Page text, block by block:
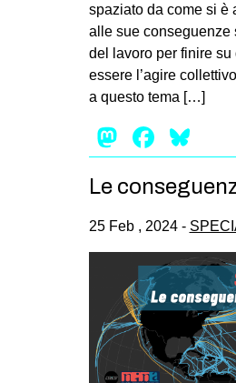
spaziato da come si è
alle sue conseguenze
del lavoro per finire su
essere l’agire
a questo tema […]
Mastodon
Le
25 Feb , 2024 -